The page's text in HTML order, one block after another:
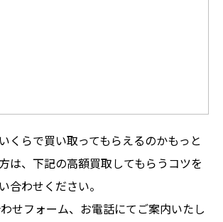
くらで買い取ってもらえるのかもっと
は、下記の高額買取してもらうコツを
合わせください。
せフォーム、お電話にてご案内いたし